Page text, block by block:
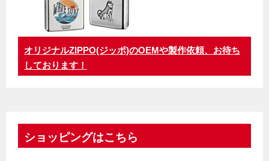
オリジナルZIPPO(ジッポ)のOEMや製作依頼、お待ち
しております！
ショッピングはこちら